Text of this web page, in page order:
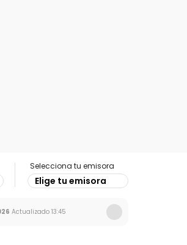
Selecciona tu emisora
Elige tu emisora
Actualizado 13:45